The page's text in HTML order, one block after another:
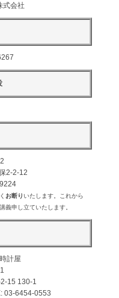
式会社
2-2-12
お断りいたします。これから
義申し立ていたします。
計屋
15 130-1
03-6454-0553